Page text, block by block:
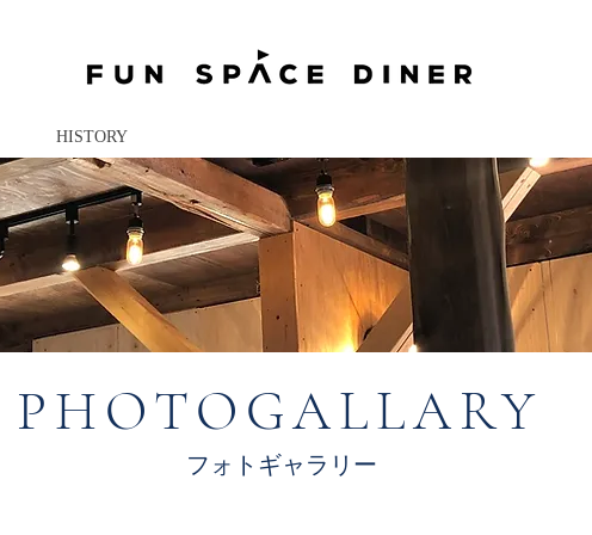
HISTORY
PHOTOGALLARY
​フォトギャラリー